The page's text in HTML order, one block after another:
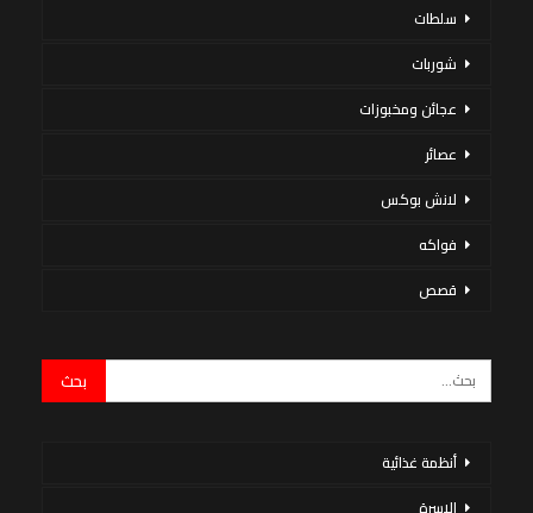
سلطات
شوربات
عجائن ومخبوزات
عصائر
لانش بوكس
فواكه
قصص
أنظمة غذائية